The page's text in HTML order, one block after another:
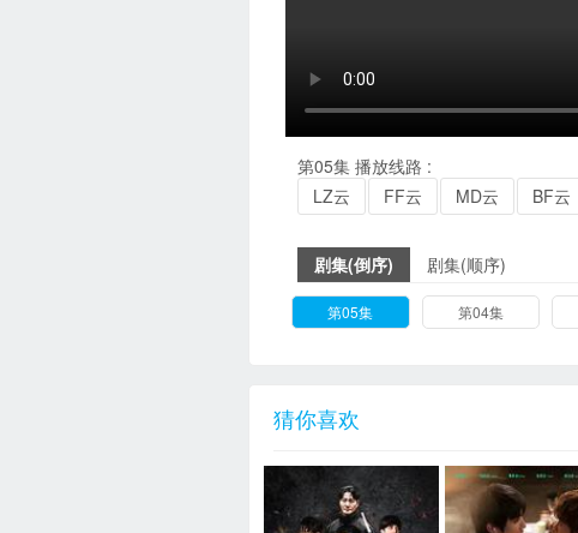
第05集 播放线路 :
LZ云
FF云 MD云 BF云
剧集(倒序) 剧集(顺序)
第05集 第04集
猜你喜欢